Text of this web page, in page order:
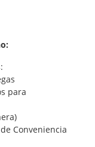
para
Conveniencia